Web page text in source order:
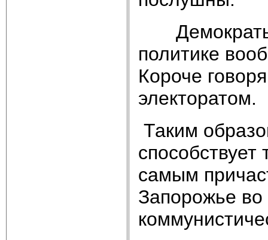
Демократы
политике
Короче
электоратом.
Таким
самым
Запорожье во